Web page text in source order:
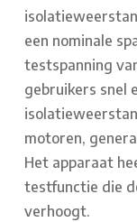
een nominale
testspanning
gebruikers snel
motoren,
Het apparaat
testfunctie die
verhoogt.